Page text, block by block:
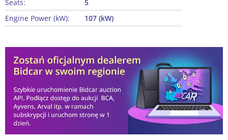
Seats:
5
Engine Power (kW):
107 (kW)